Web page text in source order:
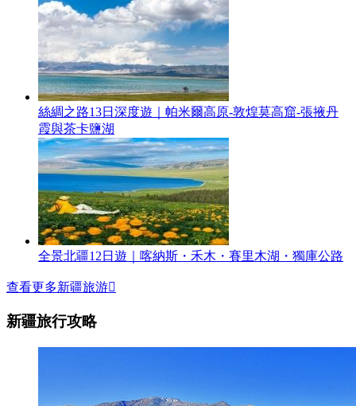
絲綢之路13日深度遊｜帕米爾高原-敦煌莫高窟-張掖丹
霞與茶卡鹽湖
全景北疆12日遊｜喀納斯・禾木・賽里木湖・獨庫公路
查看更多新疆旅游
新疆旅行攻略